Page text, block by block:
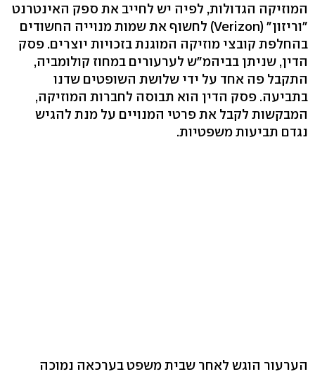
המוזיקה הגדולות, לפיה יש לחייב את ספק האינטרנט
"וריזון" (Verizon) לחשוף את שמות מנוייה החשודים
בהחלפת קובצי מוזיקה המוגנת בזכויות יוצרים. פסק
הדין, שניתן בביהמ"ש לערעורים במחוז קולומביה,
התקבל פה אחד על ידי שלושת השופטים שדנו
בתביעה. פסק הדין הוא תבוסה לחברות המוזיקה,
המבקשות לקבל את פרטי המנויים על מנת להגיש
נגדם תביעות משפטיות.
הערעור הוגש לאחר שבית משפט בערכאה נמוכה